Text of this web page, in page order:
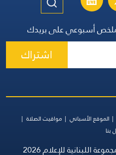
أسبوعي على بريدك
اشتراك
الموقع الأسباني
مواقيت الصلاة
بنا
اللبنانية للإعلام 2026